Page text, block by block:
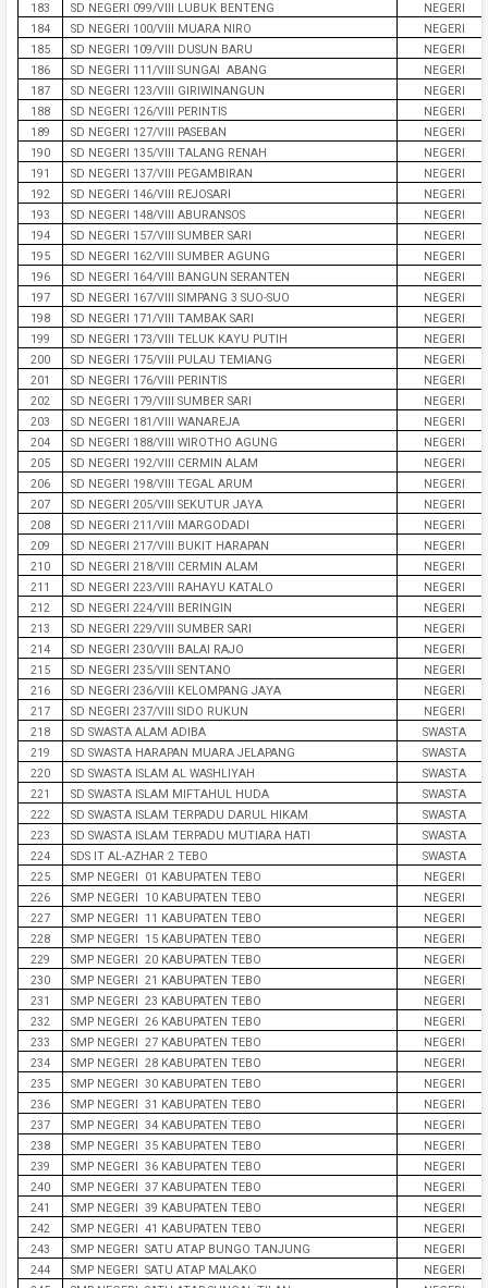
183
SD NEGERI 099/VIII LUBUK BENTENG
NEGERI
184
SD NEGERI 100/VIII MUARA NIRO
NEGERI
185
SD NEGERI 109/VIII DUSUN BARU
NEGERI
186
SD NEGERI 111/VIII SUNGAI ABANG
NEGERI
187
SD NEGERI 123/VIII GIRIWINANGUN
NEGERI
188
SD NEGERI 126/VIII PERINTIS
NEGERI
189
SD NEGERI 127/VIII PASEBAN
NEGERI
190
SD NEGERI 135/VIII TALANG RENAH
NEGERI
191
SD NEGERI 137/VIII PEGAMBIRAN
NEGERI
192
SD NEGERI 146/VIII REJOSARI
NEGERI
193
SD NEGERI 148/VIII ABURANSOS
NEGERI
194
SD NEGERI 157/VIII SUMBER SARI
NEGERI
195
SD NEGERI 162/VIII SUMBER AGUNG
NEGERI
196
SD NEGERI 164/VIII BANGUN SERANTEN
NEGERI
197
SD NEGERI 167/VIII SIMPANG 3 SUO-SUO
NEGERI
198
SD NEGERI 171/VIII TAMBAK SARI
NEGERI
199
SD NEGERI 173/VIII TELUK KAYU PUTIH
NEGERI
200
SD NEGERI 175/VIII PULAU TEMIANG
NEGERI
201
SD NEGERI 176/VIII PERINTIS
NEGERI
202
SD NEGERI 179/VIII SUMBER SARI
NEGERI
203
SD NEGERI 181/VIII WANAREJA
NEGERI
204
SD NEGERI 188/VIII WIROTHO AGUNG
NEGERI
205
SD NEGERI 192/VIII CERMIN ALAM
NEGERI
206
SD NEGERI 198/VIII TEGAL ARUM
NEGERI
207
SD NEGERI 205/VIII SEKUTUR JAYA
NEGERI
208
SD NEGERI 211/VIII MARGODADI
NEGERI
209
SD NEGERI 217/VIII BUKIT HARAPAN
NEGERI
210
SD NEGERI 218/VIII CERMIN ALAM
NEGERI
211
SD NEGERI 223/VIII RAHAYU KATALO
NEGERI
212
SD NEGERI 224/VIII BERINGIN
NEGERI
213
SD NEGERI 229/VIII SUMBER SARI
NEGERI
214
SD NEGERI 230/VIII BALAI RAJO
NEGERI
215
SD NEGERI 235/VIII SENTANO
NEGERI
216
SD NEGERI 236/VIII KELOMPANG JAYA
NEGERI
217
SD NEGERI 237/VIII SIDO RUKUN
NEGERI
218
SD SWASTA ALAM ADIBA
SWASTA
219
SD SWASTA HARAPAN MUARA JELAPANG
SWASTA
220
SD SWASTA ISLAM AL WASHLIYAH
SWASTA
221
SD SWASTA ISLAM MIFTAHUL HUDA
SWASTA
222
SD SWASTA ISLAM TERPADU DARUL HIKAM
SWASTA
223
SD SWASTA ISLAM TERPADU MUTIARA HATI
SWASTA
224
SDS IT AL-AZHAR 2 TEBO
SWASTA
225
SMP NEGERI 01 KABUPATEN TEBO
NEGERI
226
SMP NEGERI 10 KABUPATEN TEBO
NEGERI
227
SMP NEGERI 11 KABUPATEN TEBO
NEGERI
228
SMP NEGERI 15 KABUPATEN TEBO
NEGERI
229
SMP NEGERI 20 KABUPATEN TEBO
NEGERI
230
SMP NEGERI 21 KABUPATEN TEBO
NEGERI
231
SMP NEGERI 23 KABUPATEN TEBO
NEGERI
232
SMP NEGERI 26 KABUPATEN TEBO
NEGERI
233
SMP NEGERI 27 KABUPATEN TEBO
NEGERI
234
SMP NEGERI 28 KABUPATEN TEBO
NEGERI
235
SMP NEGERI 30 KABUPATEN TEBO
NEGERI
236
SMP NEGERI 31 KABUPATEN TEBO
NEGERI
237
SMP NEGERI 34 KABUPATEN TEBO
NEGERI
238
SMP NEGERI 35 KABUPATEN TEBO
NEGERI
239
SMP NEGERI 36 KABUPATEN TEBO
NEGERI
240
SMP NEGERI 37 KABUPATEN TEBO
NEGERI
241
SMP NEGERI 39 KABUPATEN TEBO
NEGERI
242
SMP NEGERI 41 KABUPATEN TEBO
NEGERI
243
SMP NEGERI SATU ATAP BUNGO TANJUNG
NEGERI
244
SMP NEGERI SATU ATAP MALAKO
NEGERI